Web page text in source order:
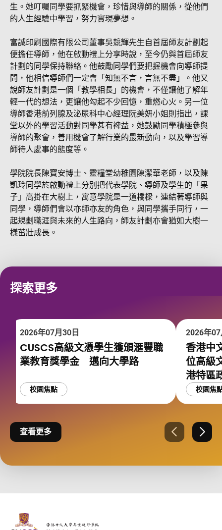
生。她叮囑同學要抓緊機會，珍惜與導師的關係，從他們
的人生經驗中學習，努力實現夢想。
富誠印刷國際有限公司董事吳競輝先生自首屆師友計劃起
便擔任導師，他在啟動禮上分享時說，至今仍與首屆師友
計劃的同學保持聯絡。他鼓勵同學們要把握機會向導師提
問，他相信導師們一定會「知無不言，言無不盡」。他又
說師友計劃是一個「教學相長」的機會，不僅讓他了解年
輕一代的想法，更讓他勾起不少回憶，重燃心火。另一位
導師香港前列腺及泌尿科中心經理阮美妍小姐則指出，課
堂以外的學習活動對同學甚有裨益，她鼓勵同學積極參與
導師的聚會，善用機會了解行業的最新動向，以及學習導
師待人處事的態度等。
學院院長陳寶安博士、靈糧堂幼稚園陳潔華老師，以及陳
凱玲同學於啟動禮上分別把代表學院、導師及學生的「果
子」高掛在大樹上，寓意學院是一道橋樑，連結著導師與
同學，導師們會以亦師亦友的角色，與同學攜手同行，一
起規劃職涯與未來的人生路向，師友計劃亦會猶如大樹一
樣茁壯成長。
探索更多
2026年07月30日
CUSCS高級文憑學生獲頒滙豐職
業教育獎學金 邁向大學路
校園焦點
2026年
香港中
位高級
港特區
校園焦
查看更多
上一張 下一
The Chinese Univeristy of hong Kong